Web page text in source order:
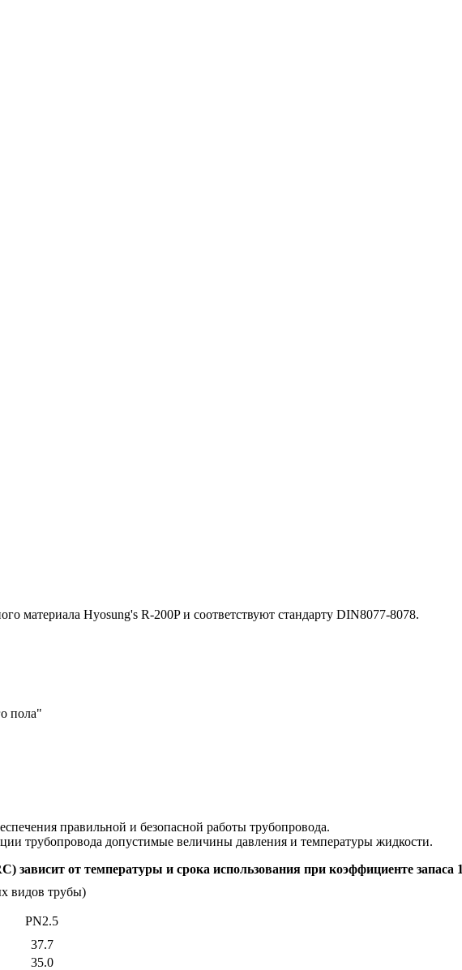
материала Hyosung's R-200P и соответствуют стандарту DIN8077-8078.
пола"
правильной и безопасной работы трубопровода.
трубопровода допустимые величины давления и температуры жидкости.
зависит от температуры и срока использования при коэффициенте запаса
видов трубы)
PN2.5
37.7
35.0